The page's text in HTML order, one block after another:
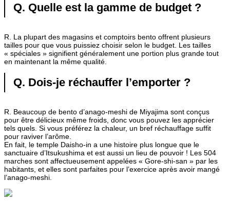
Q. Quelle est la gamme de budget ?
R. La plupart des magasins et comptoirs bento offrent plusieurs
tailles pour que vous puissiez choisir selon le budget. Les tailles
« spéciales » signifient généralement une portion plus grande tout
en maintenant la même qualité.
Q. Dois-je réchauffer l’emporter ?
R. Beaucoup de bento d’anago-meshi de Miyajima sont conçus
pour être délicieux même froids, donc vous pouvez les apprécier
tels quels. Si vous préférez la chaleur, un bref réchauffage suffit
pour raviver l’arôme.
En fait, le temple Daisho-in a une histoire plus longue que le
sanctuaire d’Itsukushima et est aussi un lieu de pouvoir ! Les 504
marches sont affectueusement appelées « Gore-shi-san » par les
habitants, et elles sont parfaites pour l’exercice après avoir mangé
l’anago-meshi.